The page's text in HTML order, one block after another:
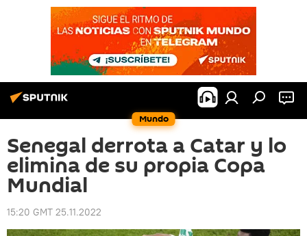
Mundo
Senegal derrota a Catar y lo
elimina de su propia Copa
Mundial
15:20 GMT 25.11.2022